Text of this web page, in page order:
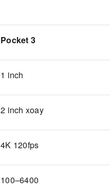
Pocket 3
1 inch
2 inch xoay
4K 120fps
100–6400